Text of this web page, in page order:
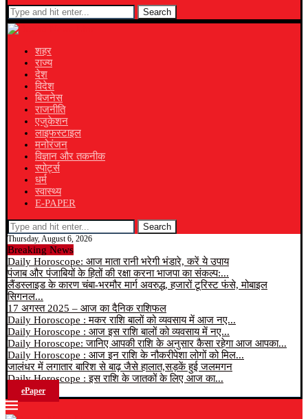
Search
शहर
राज्य
देश
विदेश
बिजनेस
राजनीति
एजुकेशन
लाइफस्टाइल
मनोरंजन
विज्ञान और तकनीक
स्पोर्ट्स
धर्म
स्वास्थ्य
E-PAPER
Search
Thursday, August 6, 2026
Breaking News
Daily Horoscope: आज माता रानी भरेगी भंडारे, करें ये उपाय
पंजाब और पंजाबियों के हितों की रक्षा करना भाजपा का संकल्प:...
लैंडस्लाइड के कारण चंबा-भरमौर मार्ग अवरुद्ध, हजारों टूरिस्ट फंसे, मोबाइल
सिगनल...
17 अगस्त 2025 – आज का दैनिक राशिफल
Daily Horoscope : मकर राशि बालों को व्यवसाय में आज नए...
Daily Horoscope : आज इस राशि बालों को व्यवसाय में नए...
Daily Horoscope: जानिए आपकी राशि के अनुसार कैसा रहेगा आज आपका...
Daily Horoscope : आज इन राशि के नौकरीपेशा लोगों को मिल...
जालंधर में लगातार बारिश से बाढ़ जैसे हालात,सड़कें हुई जलमगन
Daily Horoscope : इस राशि के जातकों के लिए आज का...
ePaper